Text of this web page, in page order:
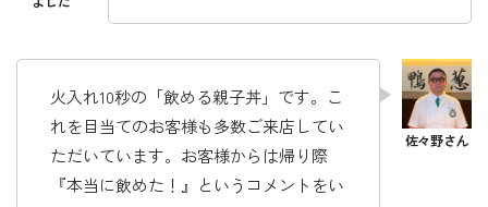
火入れ10秒の「飲める親子丼」です。こ
れを目当てのお客様も多数ご来店してい
ただいています。お客様からは帰り際
『本当に飲めた！』というコメントをい